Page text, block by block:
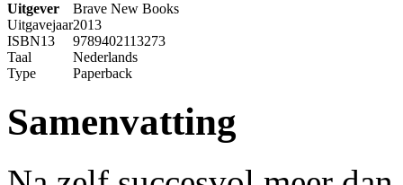
Uitgever
Brave New Books
Uitgavejaar2013
ISBN13
9789402113273
Taal
Nederlands
Type
Paperback
Samenvatting